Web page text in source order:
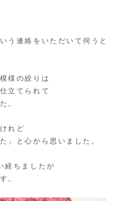
う連絡をいただいて伺うと
様の絞りは
立てられて
。
れど
」と心から思いました。
経ちましたが
。